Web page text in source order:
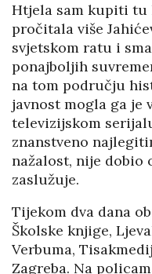
Htjela sam kupiti tu
pročitala više
svjetskom ratu i
ponajboljih
na tom području
javnost mogla ga
televizijskom
znanstveno
nažalost, nije
zaslužuje.
Tijekom dva dana
Školske knjige,
Verbuma,
Zagreba. Na